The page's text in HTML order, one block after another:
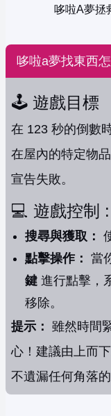
哆啦A夢拯
哆啦a夢找東西
🕹️ 遊戲目標
在 123 秒的倒數
在屋內的特定物
宣告失敗。
💻 遊戲控制 :
搜尋與獲取：
點擊操作： 當
鍵 進行點擊，
移除。
提示： 雖然時間
心！建議由上而
不遺漏任何角落的